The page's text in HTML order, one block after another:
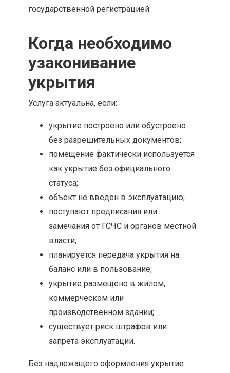
государственной регистрацией.
Когда необходимо
узаконивание
укрытия
Услуга актуальна, если:
укрытие построено или обустроено
без разрешительных документов;
помещение фактически используется
как укрытие без официального
статуса;
объект не введён в эксплуатацию;
поступают предписания или
замечания от ГСЧС и органов местной
власти;
планируется передача укрытия на
баланс или в пользование;
укрытие размещено в жилом,
коммерческом или
производственном здании;
существует риск штрафов или
запрета эксплуатации.
Без надлежащего оформления укрытие